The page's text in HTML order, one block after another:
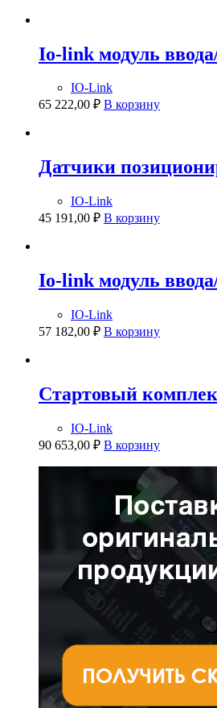
Io-link модуль
IO-Link
65 222,00 ₽ В корзину
Датчики
IO-Link
45 191,00 ₽ В корзину
Io-link модуль
IO-Link
57 182,00 ₽ В корзину
Стартовый
IO-Link
90 653,00 ₽ В корзину